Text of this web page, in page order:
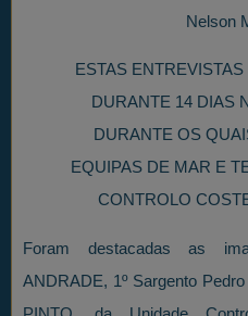
Nelson
ESTAS
DURANTE 14 DIAS
DURANTE OS
EQUIPAS DE MAR E
CONTROLO
Foram destacadas as
ANDRADE, 1º Sargento